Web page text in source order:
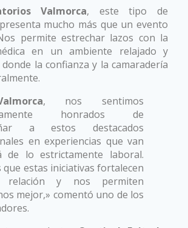
Valmorca, este tipo de
mucho más que un evento
permite estrechar lazos con la
en un ambiente relajado y
la confianza y la camaradería
, nos sentimos
honrados de
a estos destacados
en experiencias que van
de lo estrictamente laboral.
que estas iniciativas fortalecen
relación y nos permiten
mejor,» comentó uno de los